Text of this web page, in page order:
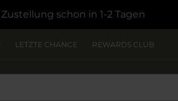
schon in 1-2 Tagen
LETZTE CHANCE REWARDS CLUB